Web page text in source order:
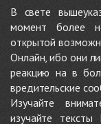
В свете
момент более
открытой
Онлайн, ибо они
реакцию на в
вредительские
Изучайте
изучайте